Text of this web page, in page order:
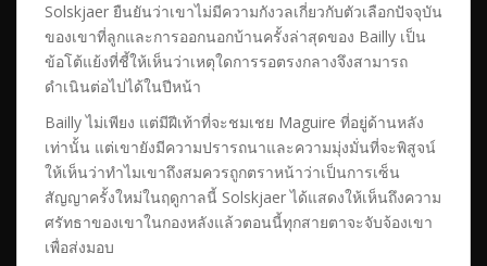
Solskjaer ยืนยันว่าเขาไม่มีความกังวลเกี่ยวกับตัวเลือกปัจจุบัน
ของเขาที่ลูกและการออกนอกบ้านครั้งล่าสุดของ Bailly เป็น
ข้อโต้แย้งที่ชี้ให้เห็นว่าเหตุใดการรอตรงกลางจึงสามารถ
ดำเนินต่อไปได้ในปีหน้า
Bailly ไม่เพียง แต่มีฝีเท้าที่จะชมเชย Maguire ที่อยู่ด้านหลัง
เท่านั้น แต่เขายังมีความปรารถนาและความมุ่งมั่นที่จะพิสูจน์
ให้เห็นว่าทำไมเขาถึงสมควรถูกตราหน้าว่าเป็นการเซ็น
สัญญาครั้งใหม่ในฤดูกาลนี้ Solskjaer ได้แสดงให้เห็นถึงความ
ศรัทธาของเขาในกองหลังแล้วตอนนี้ทุกสายตาจะจับจ้องเขา
เพื่อส่งมอบ